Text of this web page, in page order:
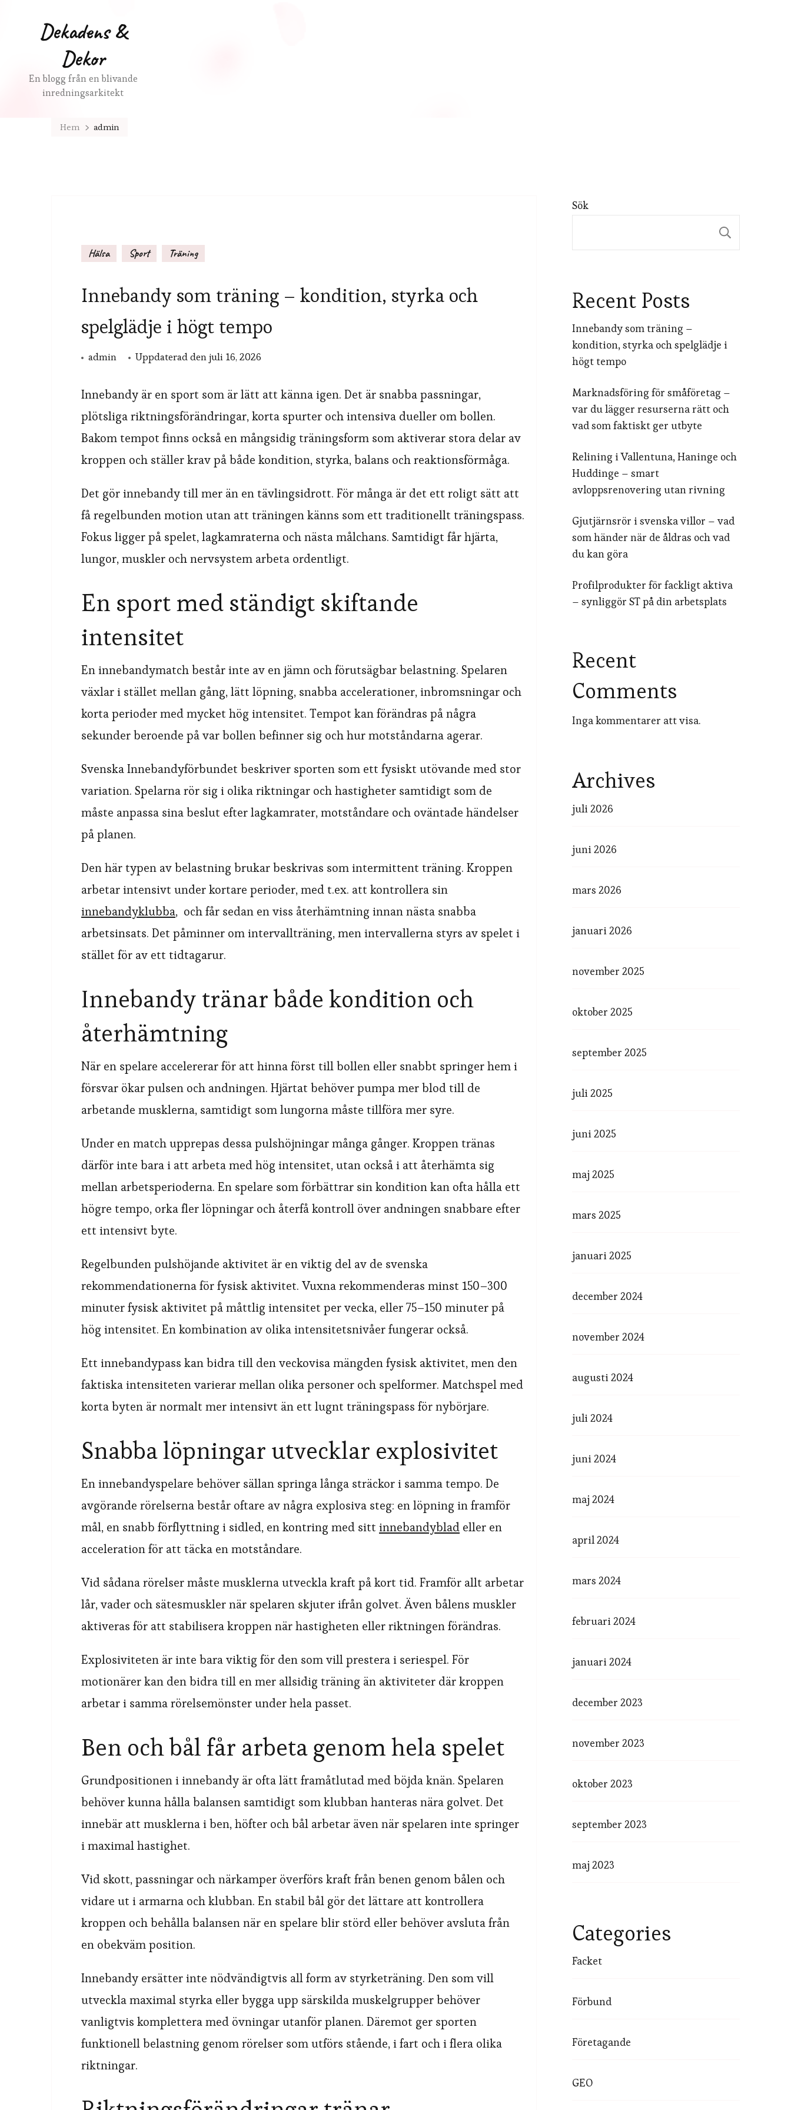
Dekadens &
Dekor
En blogg från en blivande
inredningsarkitekt
Hem admin
Hälsa Sport Träning
Innebandy som träning – kondition, styrka och
spelglädje i högt tempo
admin Uppdaterad den juli 16, 2026
Innebandy är en sport som är lätt att känna igen. Det är snabba passningar,
plötsliga riktningsförändringar, korta spurter och intensiva dueller om bollen.
Bakom tempot finns också en mångsidig träningsform som aktiverar stora delar av
kroppen och ställer krav på både kondition, styrka, balans och reaktionsförmåga.
Det gör innebandy till mer än en tävlingsidrott. För många är det ett roligt sätt att
få regelbunden motion utan att träningen känns som ett traditionellt träningspass.
Fokus ligger på spelet, lagkamraterna och nästa målchans. Samtidigt får hjärta,
lungor, muskler och nervsystem arbeta ordentligt.
En sport med ständigt skiftande
intensitet
En innebandymatch består inte av en jämn och förutsägbar belastning. Spelaren
växlar i stället mellan gång, lätt löpning, snabba accelerationer, inbromsningar och
korta perioder med mycket hög intensitet. Tempot kan förändras på några
sekunder beroende på var bollen befinner sig och hur motståndarna agerar.
Svenska Innebandyförbundet beskriver sporten som ett fysiskt utövande med stor
variation. Spelarna rör sig i olika riktningar och hastigheter samtidigt som de
måste anpassa sina beslut efter lagkamrater, motståndare och oväntade händelser
på planen.
Den här typen av belastning brukar beskrivas som intermittent träning. Kroppen
arbetar intensivt under kortare perioder, med t.ex. att kontrollera sin
innebandyklubba, och får sedan en viss återhämtning innan nästa snabba
arbetsinsats. Det påminner om intervallträning, men intervallerna styrs av spelet i
stället för av ett tidtagarur.
Innebandy tränar både kondition och
återhämtning
När en spelare accelererar för att hinna först till bollen eller snabbt springer hem i
försvar ökar pulsen och andningen. Hjärtat behöver pumpa mer blod till de
arbetande musklerna, samtidigt som lungorna måste tillföra mer syre.
Under en match upprepas dessa pulshöjningar många gånger. Kroppen tränas
därför inte bara i att arbeta med hög intensitet, utan också i att återhämta sig
mellan arbetsperioderna. En spelare som förbättrar sin kondition kan ofta hålla ett
högre tempo, orka fler löpningar och återfå kontroll över andningen snabbare efter
ett intensivt byte.
Regelbunden pulshöjande aktivitet är en viktig del av de svenska
rekommendationerna för fysisk aktivitet. Vuxna rekommenderas minst 150–300
minuter fysisk aktivitet på måttlig intensitet per vecka, eller 75–150 minuter på
hög intensitet. En kombination av olika intensitetsnivåer fungerar också.
Ett innebandypass kan bidra till den veckovisa mängden fysisk aktivitet, men den
faktiska intensiteten varierar mellan olika personer och spelformer. Matchspel med
korta byten är normalt mer intensivt än ett lugnt träningspass för nybörjare.
Snabba löpningar utvecklar explosivitet
En innebandyspelare behöver sällan springa långa sträckor i samma tempo. De
avgörande rörelserna består oftare av några explosiva steg: en löpning in framför
mål, en snabb förflyttning i sidled, en kontring med sitt innebandyblad eller en
acceleration för att täcka en motståndare.
Vid sådana rörelser måste musklerna utveckla kraft på kort tid. Framför allt arbetar
lår, vader och sätesmuskler när spelaren skjuter ifrån golvet. Även bålens muskler
aktiveras för att stabilisera kroppen när hastigheten eller riktningen förändras.
Explosiviteten är inte bara viktig för den som vill prestera i seriespel. För
motionärer kan den bidra till en mer allsidig träning än aktiviteter där kroppen
arbetar i samma rörelsemönster under hela passet.
Ben och bål får arbeta genom hela spelet
Grundpositionen i innebandy är ofta lätt framåtlutad med böjda knän. Spelaren
behöver kunna hålla balansen samtidigt som klubban hanteras nära golvet. Det
innebär att musklerna i ben, höfter och bål arbetar även när spelaren inte springer
i maximal hastighet.
Vid skott, passningar och närkamper överförs kraft från benen genom bålen och
vidare ut i armarna och klubban. En stabil bål gör det lättare att kontrollera
kroppen och behålla balansen när en spelare blir störd eller behöver avsluta från
en obekväm position.
Innebandy ersätter inte nödvändigtvis all form av styrketräning. Den som vill
utveckla maximal styrka eller bygga upp särskilda muskelgrupper behöver
vanligtvis komplettera med övningar utanför planen. Däremot ger sporten
funktionell belastning genom rörelser som utförs stående, i fart och i flera olika
riktningar.
Sök
Recent Posts
Innebandy som träning –
kondition, styrka och spelglädje i
högt tempo
Marknadsföring för småföretag –
var du lägger resurserna rätt och
vad som faktiskt ger utbyte
Relining i Vallentuna, Haninge och
Huddinge – smart
avloppsrenovering utan rivning
Gjutjärnsrör i svenska villor – vad
som händer när de åldras och vad
du kan göra
Profilprodukter för fackligt aktiva
– synliggör ST på din arbetsplats
Recent
Comments
Inga kommentarer att visa.
Archives
juli 2026
juni 2026
mars 2026
januari 2026
november 2025
oktober 2025
september 2025
juli 2025
juni 2025
maj 2025
mars 2025
januari 2025
december 2024
november 2024
augusti 2024
juli 2024
juni 2024
maj 2024
april 2024
mars 2024
februari 2024
januari 2024
december 2023
november 2023
oktober 2023
september 2023
maj 2023
Categories
Facket
Förbund
Företagande
GEO